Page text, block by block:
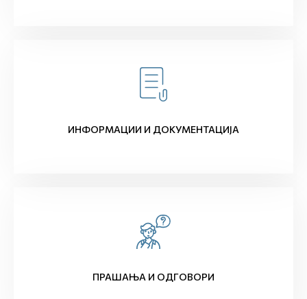
ИНФОРМАЦИИ И ДОКУМЕНТАЦИЈА
ПРАШАЊА И ОДГОВОРИ